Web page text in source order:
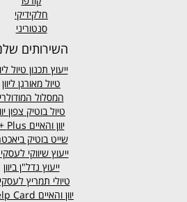
חלקידיקי
סנטוריני
השירותים
ייעוץ תכנון טיול
טיול מאורגן ליוון
המסלול המודולרי
טיול בוטיק צפון
יוון והאיים Plus +
שייט בוטיק
ייעוץ שיווקי
ייעוץ נדל"ן ביוון
טיולי תמריץ
יוון והאיים Help Card